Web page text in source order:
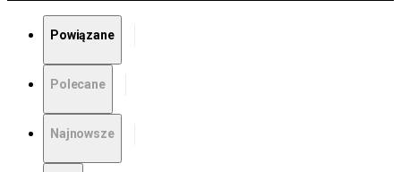
Powiązane
Polecane
Najnowsze